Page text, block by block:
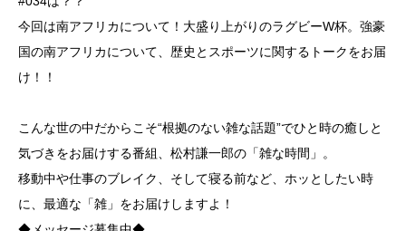
今回は南アフリカについて！大盛り上がりのラグビーW杯。強豪
国の南アフリカについて、歴史とスポーツに関するトークをお届
け！！
こんな世の中だからこそ“根拠のない雑な話題”でひと時の癒しと
気づきをお届けする番組、松村謙一郎の「雑な時間」。
移動中や仕事のブレイク、そして寝る前など、ホッとしたい時
に、最適な「雑」をお届けしますよ！